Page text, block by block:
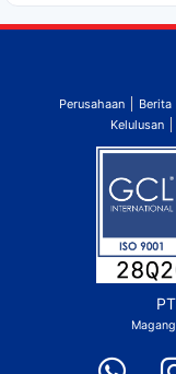
Perusahaan
Berita
Kelulusan